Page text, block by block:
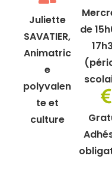
Juliette
SAVATIER,
Animatric
e
polyvalen
te et
culture
de